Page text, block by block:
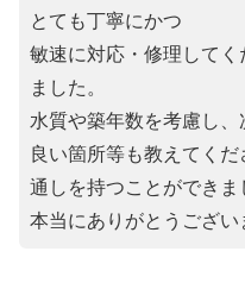
とても丁寧にかつ
敏速に対応・修理してく
ました。
水質や築年数を考慮し
良い箇所等も教えてく
通しを持つことができま
本当にありがとうござい